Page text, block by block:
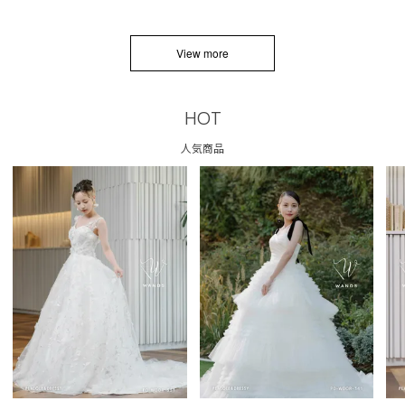
View more
HOT
人気商品